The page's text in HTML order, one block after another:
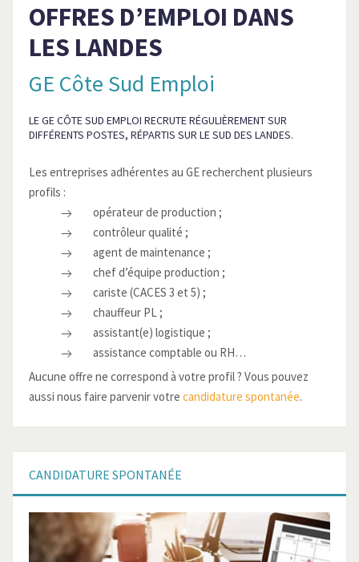
OFFRES D’EMPLOI DANS
LES LANDES
GE Côte Sud Emploi
LE GE CÔTE SUD EMPLOI RECRUTE RÉGULIÈREMENT SUR
DIFFÉRENTS POSTES, RÉPARTIS SUR LE SUD DES LANDES.
Les entreprises adhérentes au GE recherchent plusieurs
profils :
opérateur de production ;
contrôleur qualité ;
agent de maintenance ;
chef d’équipe production ;
cariste (CACES 3 et 5) ;
chauffeur PL ;
assistant(e) logistique ;
assistance comptable ou RH…
Aucune offre ne correspond à votre profil ? Vous pouvez
aussi nous faire parvenir votre candidature spontanée.
CANDIDATURE SPONTANÉE